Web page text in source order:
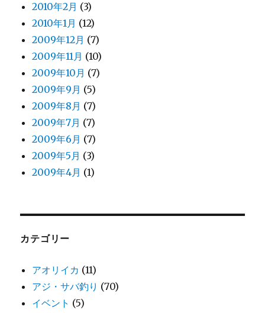
2010年2月 (3)
2010年1月 (12)
2009年12月 (7)
2009年11月 (10)
2009年10月 (7)
2009年9月 (5)
2009年8月 (7)
2009年7月 (7)
2009年6月 (7)
2009年5月 (3)
2009年4月 (1)
カテゴリー
アオリイカ (11)
アジ・サバ釣り (70)
イベント (5)